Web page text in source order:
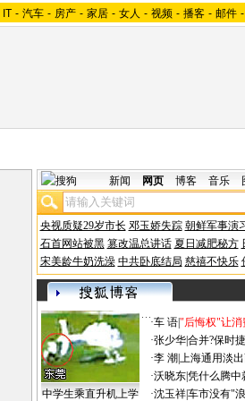
IT - 汽车 - 房产 - 家居 - 女人 - 视频 - 播客 - 邮件 -
新闻 网页 博客 音乐
央视质疑29岁市长 邓玉娇失踪 朝鲜军事演
石首网站被黑 篡改温总讲话 夏日减肥秘方
宋美龄牛奶洗澡 中共卧底结局 慈禧不快乐
中学生乘直升机上学
·车 语|"后悔权"让消
·张少华|合并?保时
·李 潮 上海通用淡
·沃晓东|凭什么腾中
·沈玉祥|车市没有"